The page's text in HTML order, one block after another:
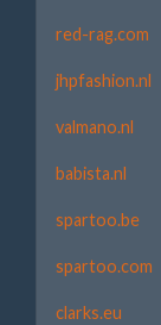
red-rag.com
jhpfashion.nl
valmano.nl
babista.nl
spartoo.be
spartoo.com
clarks.eu